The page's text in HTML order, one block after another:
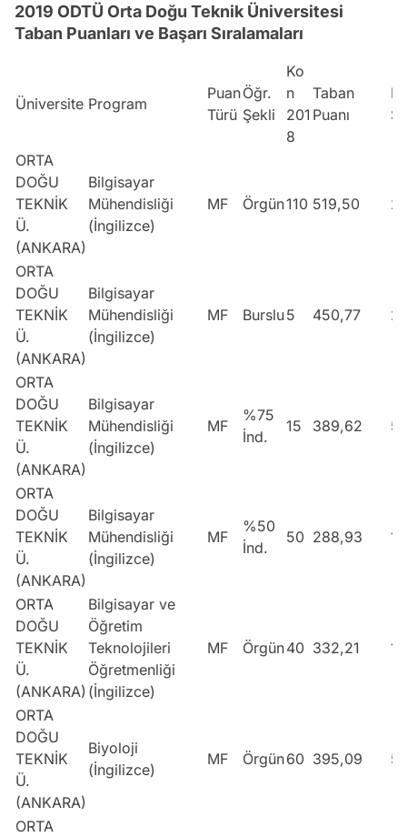
2019 ODTÜ Orta Doğu Teknik Üniversitesi
Taban Puanları ve Başarı Sıralamaları
Üniversite Program
Puan
Türü
Öğr.
Şekli
Ko
n
201
8
Taban
Puanı
ORTA
DOĞU
TEKNİK
Ü.
(ANKARA)
Bilgisayar
Mühendisliği
(İngilizce)
MF Örgün110 519,50
ORTA
DOĞU
TEKNİK
Ü.
(ANKARA)
Bilgisayar
Mühendisliği
(İngilizce)
MF Burslu5 450,77
ORTA
DOĞU
TEKNİK
Ü.
(ANKARA)
Bilgisayar
Mühendisliği
(İngilizce)
MF
%75
İnd.
15 389,62
ORTA
DOĞU
TEKNİK
Ü.
(ANKARA)
Bilgisayar
Mühendisliği
(İngilizce)
MF
%50
İnd.
50 288,93
ORTA
DOĞU
TEKNİK
Ü.
(ANKARA)
Bilgisayar ve
Öğretim
Teknolojileri
Öğretmenliği
(İngilizce)
MF Örgün40 332,21
ORTA
DOĞU
TEKNİK
Ü.
(ANKARA)
Biyoloji
(İngilizce)
MF Örgün60 395,09
ORTA